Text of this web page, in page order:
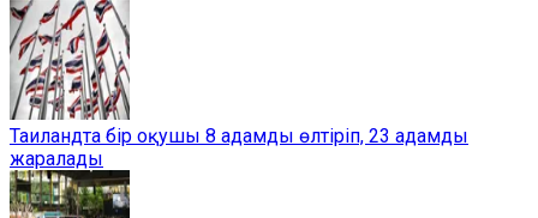
Таиландта бір оқушы 8 адамды өлтіріп, 23 адамды
жаралады